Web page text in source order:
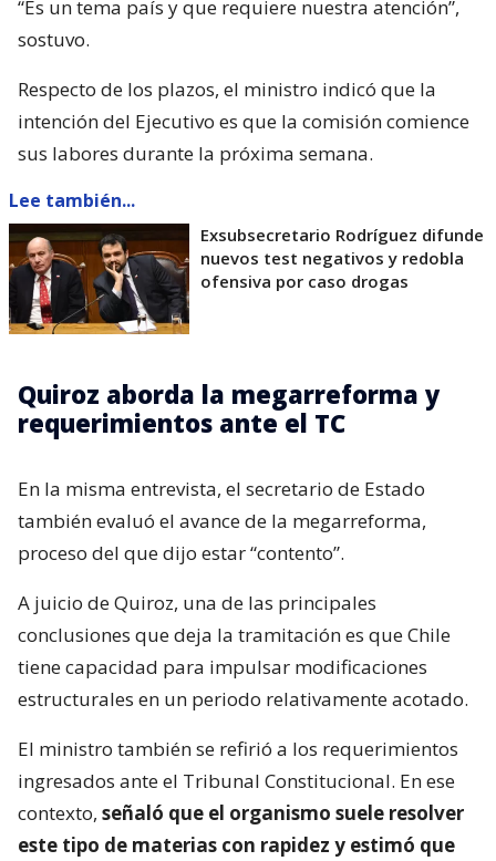
“Es un tema país y que requiere nuestra atención”,
sostuvo.
Respecto de los plazos, el ministro indicó que la
intención del Ejecutivo es que la comisión comience
sus labores durante la próxima semana.
Lee también...
Exsubsecretario Rodríguez difunde
nuevos test negativos y redobla
ofensiva por caso drogas
Quiroz aborda la megarreforma y
requerimientos ante el TC
En la misma entrevista, el secretario de Estado
también evaluó el avance de la megarreforma,
proceso del que dijo estar “contento”.
A juicio de Quiroz, una de las principales
conclusiones que deja la tramitación es que Chile
tiene capacidad para impulsar modificaciones
estructurales en un periodo relativamente acotado.
El ministro también se refirió a los requerimientos
ingresados ante el Tribunal Constitucional. En ese
contexto, señaló que el organismo suele resolver
este tipo de materias con rapidez y estimó que